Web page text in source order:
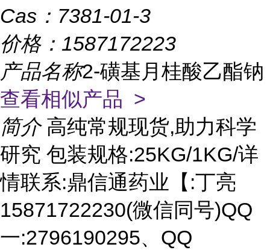
Cas： 7381-01-3
价格： 1587172223
产品名称2-磺基月桂酸乙酯钠
查看相似产品 >
简介 高纯常规现货,助力科学
研究 包装规格:25KG/1KG/详
情联系:鼎信通药业【:丁亮
15871722230(微信同号)QQ
一:2796190295、QQ